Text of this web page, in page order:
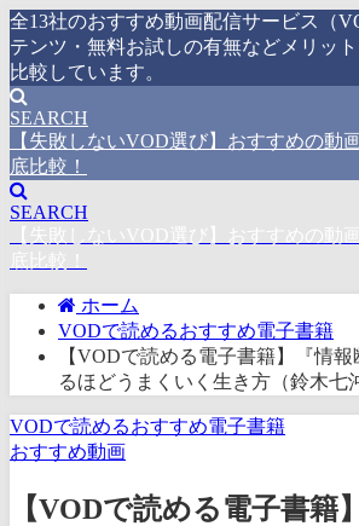
全13社のおすすめ動画配信サービス（
テンツ・無料お試しの有無などメリッ
比較しています。
SEARCH
【失敗しないVOD選び】おすすめの動
底比較！
SEARCH
【失敗しないVOD選び】おすすめの動
底比較！
ホーム
VODで読めるおすすめ電子書籍
【VODで読める電子書籍】『情
るほどうまくいく生き方（鈴木七
VODで読めるおすすめ電子書籍
おすすめ動画
【VODで読める電子書籍